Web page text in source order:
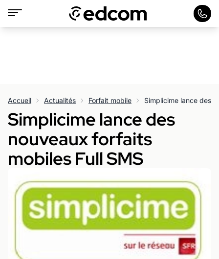
Accueil Actualités Forfait mobile
Simplicime lance des
nouveaux forfaits
mobiles Full SMS